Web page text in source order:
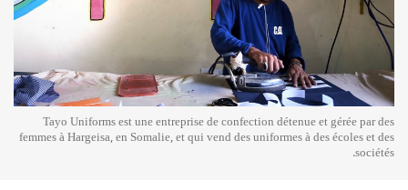
Tayo Uniforms est une entreprise de confection détenue et gérée par des
femmes à Hargeisa, en Somalie, et qui vend des uniformes à des écoles et des
sociétés.